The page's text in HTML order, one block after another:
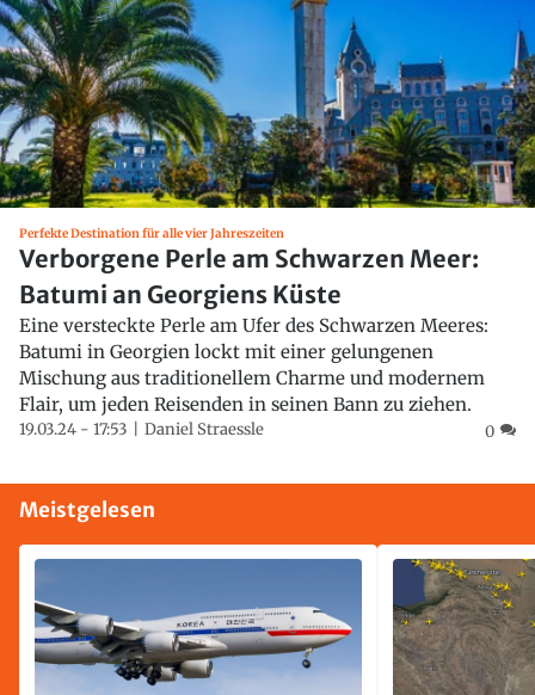
Perfekte Destination für alle vier Jahreszeiten
Verborgene Perle am Schwarzen Meer:
Batumi an Georgiens Küste
Eine versteckte Perle am Ufer des Schwarzen Meeres:
Batumi in Georgien lockt mit einer gelungenen
Mischung aus traditionellem Charme und modernem
Flair, um jeden Reisenden in seinen Bann zu ziehen.
19.03.24 - 17:53 Daniel Straessle 0
Meistgelesen